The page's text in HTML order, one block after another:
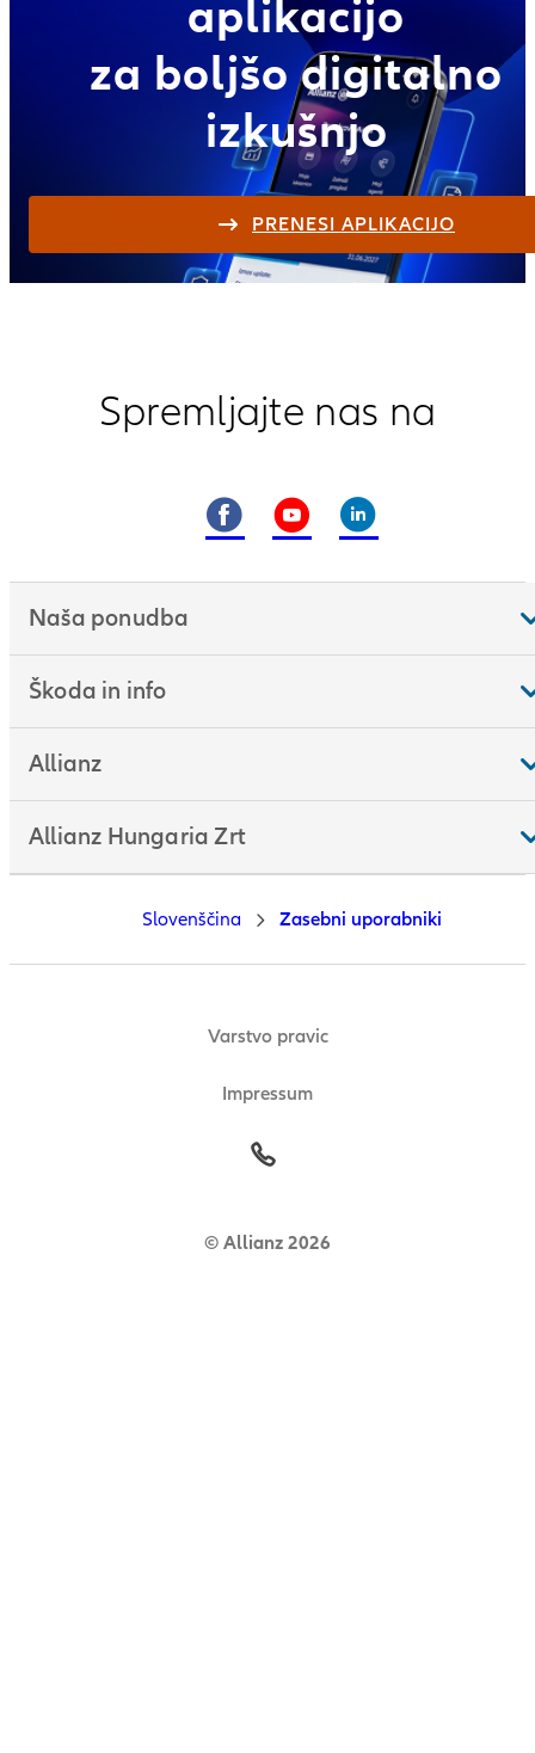
aplikacijo
za boljšo digitalno
izkušnjo
PRENESI APLIKACIJO
Spremljajte nas na
Naša ponudba
Škoda in info
Allianz
Allianz Hungaria Zrt
Varstvo pravic
Impressum
© Allianz 2026
Slovenščina Zasebni uporabniki